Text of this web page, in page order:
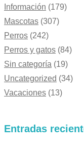
Información (179)
Mascotas (307)
Perros (242)
Perros y gatos (84)
Sin categoría (19)
Uncategorized (34)
Vacaciones (13)
Entradas